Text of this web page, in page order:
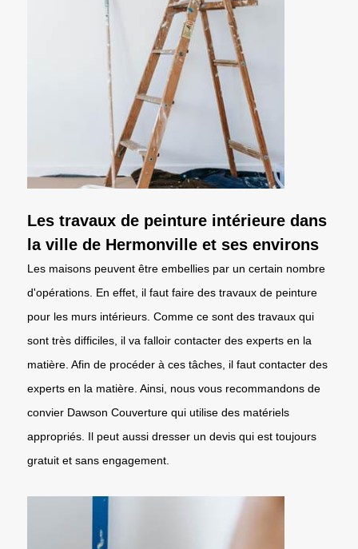
Les travaux de peinture intérieure dans
la ville de Hermonville et ses environs
Les maisons peuvent être embellies par un certain nombre
d'opérations. En effet, il faut faire des travaux de peinture
pour les murs intérieurs. Comme ce sont des travaux qui
sont très difficiles, il va falloir contacter des experts en la
matière. Afin de procéder à ces tâches, il faut contacter des
experts en la matière. Ainsi, nous vous recommandons de
convier Dawson Couverture qui utilise des matériels
appropriés. Il peut aussi dresser un devis qui est toujours
gratuit et sans engagement.